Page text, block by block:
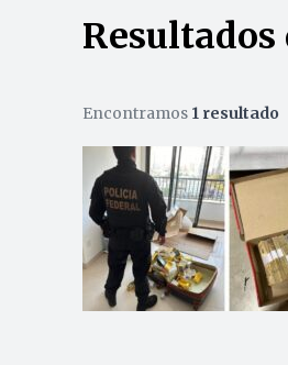
Encontramos 1 resultado